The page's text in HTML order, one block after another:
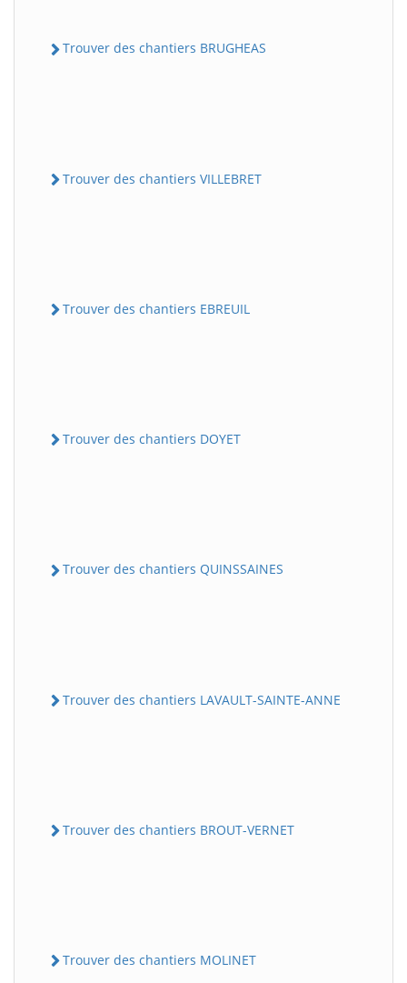
Trouver des chantiers BRUGHEAS
Trouver des chantiers VILLEBRET
Trouver des chantiers EBREUIL
Trouver des chantiers DOYET
Trouver des chantiers QUINSSAINES
Trouver des chantiers LAVAULT-SAINTE-ANNE
Trouver des chantiers BROUT-VERNET
Trouver des chantiers MOLINET